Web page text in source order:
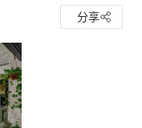
分享